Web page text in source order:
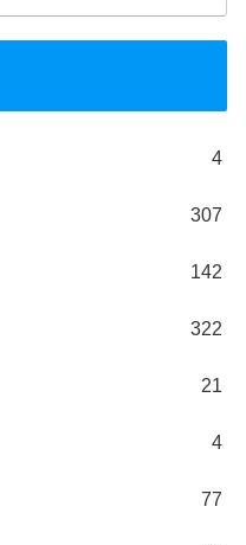
4
307
142
322
21
4
77